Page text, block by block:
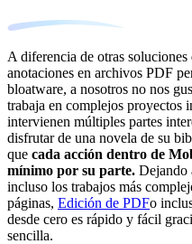
A diferencia de otras
anotaciones en archivos PDF
bloatware, a nosotros no nos
trabaja en complejos proyectos
intervienen múltiples partes
disfrutar de una novela de su
que cada acción dentro de
mínimo por su parte. Dejando
incluso los trabajos más
páginas, Edición de PDFo
desde cero es rápido y fácil
sencilla.